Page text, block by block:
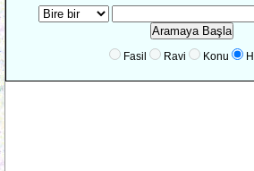
Fasil Ravi Konu